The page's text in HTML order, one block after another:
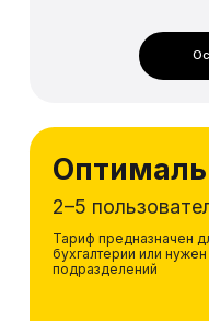
2–5
Тариф предназначен
бухгалтерии или
подразделений